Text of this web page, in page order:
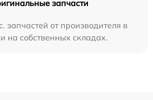
запчасти
запчастей от производителя в
на собственных складах.